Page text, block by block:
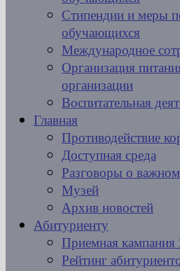
Стипендии и меры
обучающихся
Международное
Организация
организации
Воспитательная
Главная
Противодействие
Доступная среда
Разговоры о важном
Музей
Архив новостей
Абитуриенту
Приемная кампания
Рейтинг